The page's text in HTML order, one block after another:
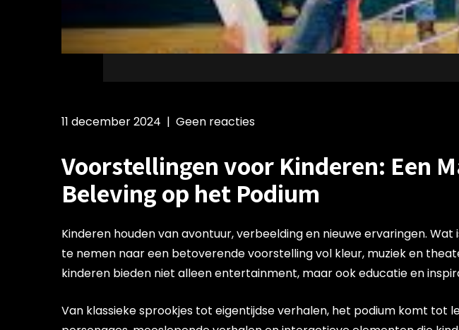
11 december 2024 | Geen reacties
Voorstellingen voor Kinderen: Een
Beleving op het Podium
Kinderen houden van avontuur, verbeelding en nieuwe ervaringen.
te nemen naar een betoverende voorstelling vol kleur, muziek en
kinderen bieden niet alleen entertainment, maar ook educatie en
Van klassieke sprookjes tot eigentijdse verhalen, het podium komt tot